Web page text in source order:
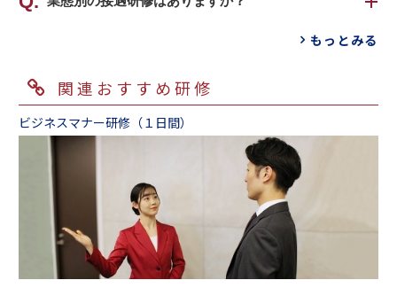
座学で理解を深めた後は、知識を実際の現場で
ります。学んだ内容をその場で実践すること
で、スキルを着実に自分のものにしていただけ
ます。
人それぞれ、物事の感じ方や受け止め方は異な
ります。同じ場を共有する受講者同士もまた、
価値観や視点に違いがあるため、研修中のディ
スカッションやフィードバックを通じて、他者
理解を深め、CS向上につながる新たな気づきを
得ていただくことができます。
どを詳細に伺ったうえでカリキュラムを企画し
ントや流れなども伺い、ご要望に沿った内容で
カリキュラム例①：ＣＳの基本を学び、ＣＳを
支える基本マナーを身につける場合
ＣＳ・接遇研修（１日間）
カリキュラム例②：職場全体のＣＳ向上を推進
するリーダーのスキルを強化する場合
ＣＳ・接遇リーダー養成研修 ～基本編（１日
間）
カリキュラム例③：店舗スタッフのお客さま応
することで、お客さま満足の向上、ひいては組
組織の方針や目標を研修に組み込むことはもち
された冊子など）をご用意いただき、講師が研
修内の随所で方針に触れる、という方法をとる
ことも可能です。ぜひご相談ください。
をいただきました。例えば、「基本的な接遇応
ーム事例を研修に盛り込み、再度お客さま応対
の仕方について考えさせたい」、「応対に問題
はないが、言葉遣いなどが馴れ馴れしい場面が
ある。もう少しお客さま応対について、正しい
知識を身につけてほしい」などのご要望があり
ました。
接遇に関しては、組織や業態によって方針や課
題が大きく変わりますため、ご要望を伺い、資
料などもご提供いただき、ご相談しながらケー
スを作りこんでまいります。
す。職場環境ごとの適切な対応とＣＳ促進を目
指したラインナップをご用意しております。
大学職員向け研修～ＣＳ・接遇向上編（１日
間）
ＣＳ向上研修～コールセンター向け・基礎編
（１日間）
接遇研修～官公庁・自治体向けコミュニケーシ
ョン向上編（１日間）
もっとみる
関連おすすめ研修
ビジネスマナー研修（１日間）